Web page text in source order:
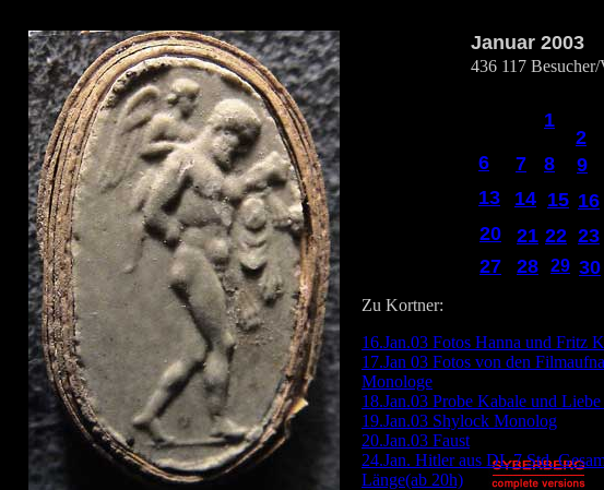
30
29
Zu Kortner:
16.Jan.03 Fotos Hanna und Fritz
17.Jan 03 Fotos von den
Monologe
18.Jan.03 Probe Kabale und
19.Jan.03 Shylock Monolog
20.Jan.03 Faust
24.Jan. Hitler aus DL 7 Std.
Länge(ab 20h)
28
27
23
22
21
20
16
14
13
9
8
6
2
1
15
7
Januar 2003
436 117